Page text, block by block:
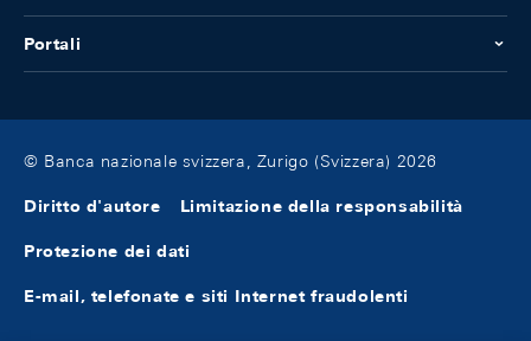
Portali
© Banca nazionale svizzera, Zurigo (Svizzera) 2026
Diritto d'autore Limitazione della responsabilità
Protezione dei dati
E-mail, telefonate e siti Internet fraudolenti